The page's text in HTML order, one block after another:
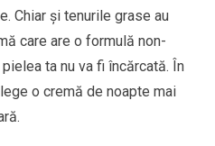
Chiar și tenurile grase au
care are o formulă non-
ta nu va fi încărcată. În
o cremă de noapte mai